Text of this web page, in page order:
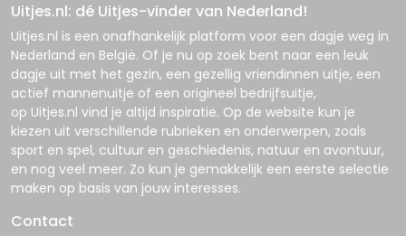
Uitjes.nl: dé Uitjes-vinder van Nederland!
Uitjes.nl is een onafhankelijk platform voor een dagje weg in
Nederland en België. Of je nu op zoek bent naar een leuk
dagje uit met het gezin, een gezellig vriendinnen uitje, een
actief mannenuitje of een origineel bedrijfsuitje,
op Uitjes.nl vind je altijd inspiratie. Op de website kun je
kiezen uit verschillende rubrieken en onderwerpen, zoals
sport en spel, cultuur en geschiedenis, natuur en avontuur,
en nog veel meer. Zo kun je gemakkelijk een eerste selectie
maken op basis van jouw interesses.
Contact